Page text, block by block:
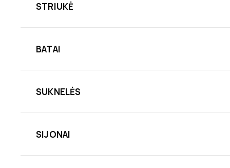
STRIUKĖ
BATAI
SUKNELĖS
SIJONAI